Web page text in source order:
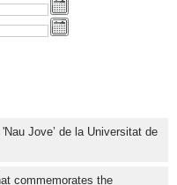
Jove’ de la Universitat de
commemorates the